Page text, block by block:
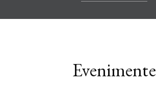
Evenimente